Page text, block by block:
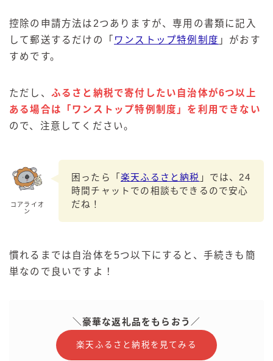
控除の申請方法は2つありますが、専用の書類に記入
して郵送するだけの「 ワンストップ特例制度 」がおす
すめです。
ただし、 ふるさと納税で寄付したい自治体が6つ以上
ある場合は「ワンストップ特例制度」を利用できない
ので、注意してください。
コアライオ
ン
困ったら「 楽天ふるさと納税 」では、24
時間チャットでの相談もできるので安心
だね！
慣れるまでは自治体を5つ以下にすると、手続きも簡
単なので良いですよ！
＼豪華な返礼品をもらおう／
楽天ふるさと納税を見てみる